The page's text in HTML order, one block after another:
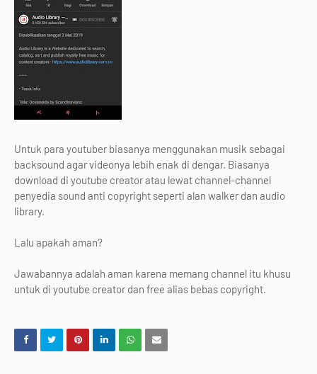
Untuk para youtuber biasanya menggunakan musik sebagai
backsound agar videonya lebih enak di dengar. Biasanya
download di youtube creator atau lewat channel-channel
penyedia sound anti copyright seperti alan walker dan audio
library.
Lalu apakah aman?
Jawabannya adalah aman karena memang channel itu khusu
untuk di youtube creator dan free alias bebas copyright.